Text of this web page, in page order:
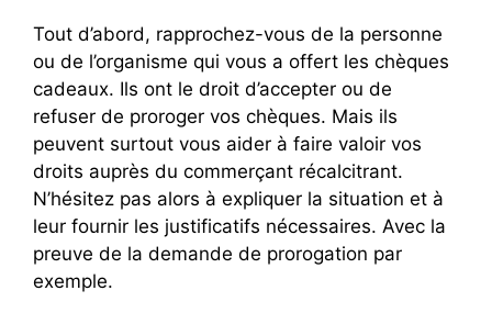
Tout d’abord, rapprochez-vous de la personne
ou de l’organisme qui vous a offert les chèques
cadeaux. Ils ont le droit d’accepter ou de
refuser de proroger vos chèques. Mais ils
peuvent surtout vous aider à faire valoir vos
droits auprès du commerçant récalcitrant.
N’hésitez pas alors à expliquer la situation et à
leur fournir les justificatifs nécessaires. Avec la
preuve de la demande de prorogation par
exemple.